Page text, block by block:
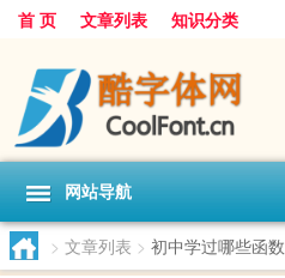
首 页 文章列表 知识分类
网站导航
> 文章列表 > 初中学过哪些函数